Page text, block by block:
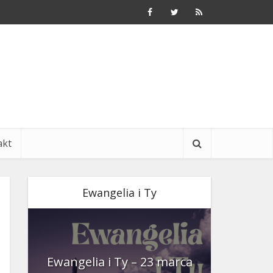
Ewangelia i Ty
Ewangelia i Ty – 23 marca